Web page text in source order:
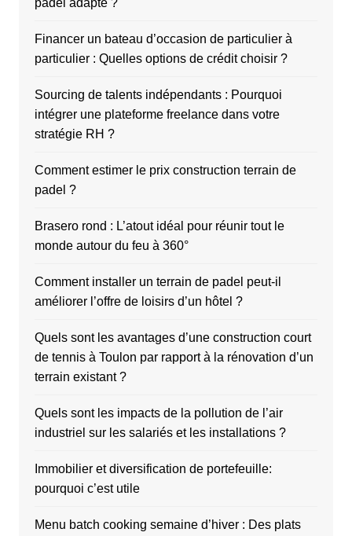
Financer un bateau d’occasion de particulier à
particulier : Quelles options de crédit choisir ?
Sourcing de talents indépendants : Pourquoi
intégrer une plateforme freelance dans votre
stratégie RH ?
Comment estimer le prix construction terrain de
padel ?
Brasero rond : L’atout idéal pour réunir tout le
monde autour du feu à 360°
Comment installer un terrain de padel peut-il
améliorer l’offre de loisirs d’un hôtel ?
Quels sont les avantages d’une construction court
de tennis à Toulon par rapport à la rénovation d’un
terrain existant ?
Quels sont les impacts de la pollution de l’air
industriel sur les salariés et les installations ?
Immobilier et diversification de portefeuille:
pourquoi c’est utile
Menu batch cooking semaine d’hiver : Des plats